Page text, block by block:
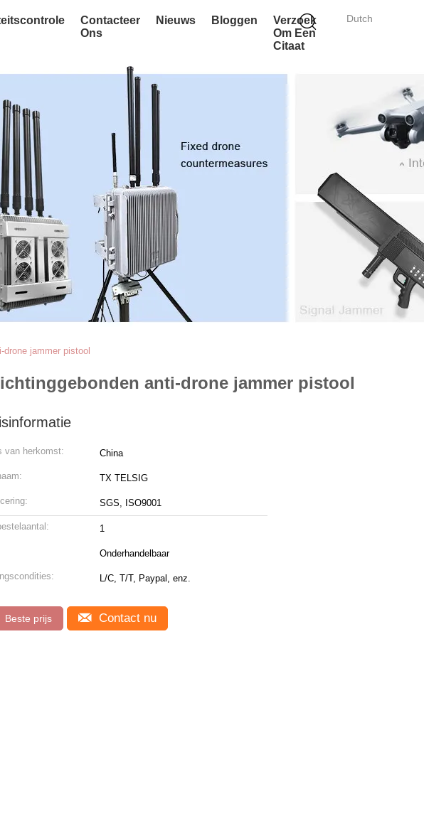
Dutch
Contacteer
Ons
Nieuws Bloggen
Verzoek
Om Een
Citaat
jammer pistool
anti-drone jammer pistool
van herkomst: China
TX TELSIG
SGS, ISO9001
1
Onderhandelbaar
L/C, T/T, Paypal, enz.
Beste prijs Contact nu